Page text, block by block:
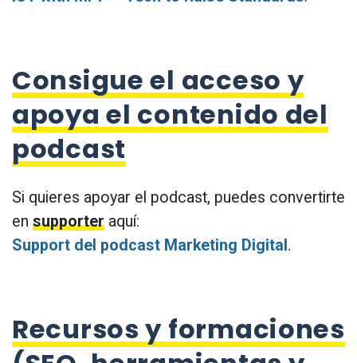
Consigue el acceso y
apoya el contenido del
podcast
Si quieres apoyar el podcast, puedes convertirte
en supporter aquí:
Support del podcast Marketing Digital .
Recursos y formaciones